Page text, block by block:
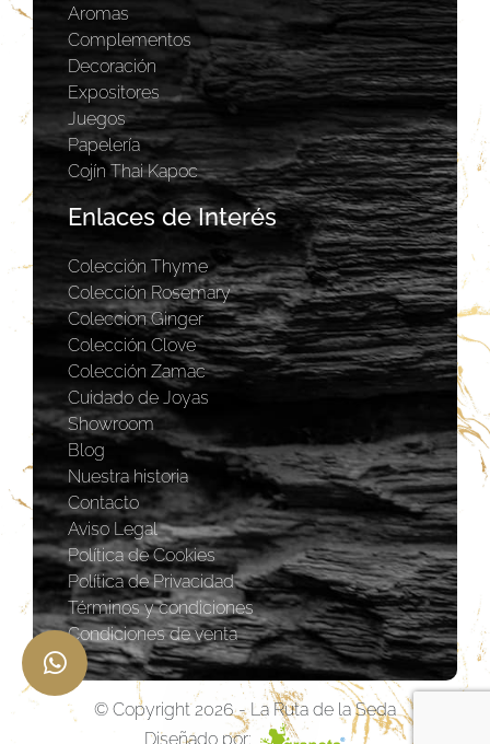
Aromas
Complementos
Decoración
Expositores
Juegos
Papelería
Cojín Thai Kapoc
Enlaces de Interés
Colección Thyme
Colección Rosemary
Coleccion Ginger
Colección Clove
Colección Zamac
Cuidado de Joyas
Showroom
Blog
Nuestra historia
Contacto
Aviso Legal
Política de Cookies
Política de Privacidad
Términos y condiciones
Condiciones de venta
© Copyright 2026 - La Ruta de la Seda
Diseñado por: